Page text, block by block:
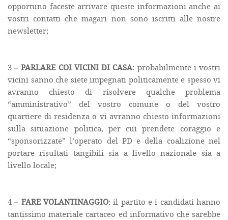
opportuno faceste arrivare queste informazioni anche ai
vostri contatti che magari non sono iscritti alle nostre
newsletter;
3 –PARLARE COI VICINI DI CASA: probabilmente i vostri
vicini sanno che siete impegnati politicamente e spesso vi
avranno chiesto di risolvere qualche problema
“amministrativo” del vostro comune o del vostro
quartiere di residenza o vi avranno chiesto informazioni
sulla situazione politica, per cui prendete coraggio e
“sponsorizzate” l’operato del PD e della coalizione nel
portare risultati tangibili sia a livello nazionale sia a
livello locale;
4 – FARE VOLANTINAGGIO: il partito e i candidati hanno
tantissimo materiale cartaceo ed informativo che sarebbe